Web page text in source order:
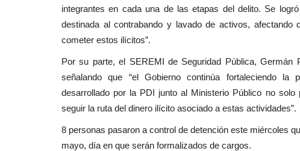
integrantes en cada una de las etapas del delito. Se
destinada al contrabando y lavado de activos,
cometer estos ilícitos”.
Por su parte, el SEREMI de Seguridad Pública,
señalando que “el Gobierno continúa fortaleciendo la
desarrollado por la PDI junto al Ministerio Público no
seguir la ruta del dinero ilícito asociado a estas actividades”.
8 personas pasaron a control de detención este miércoles
mayo, día en que serán formalizados de cargos.